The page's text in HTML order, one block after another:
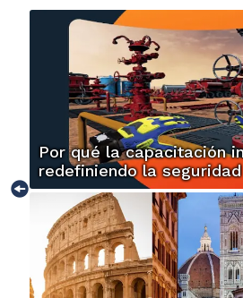
Por qué la capacitación
redefiniendo la